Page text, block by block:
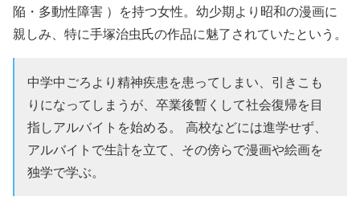
陥・多動性障害 ）を持つ女性。幼少期より昭和の漫画に
親しみ、特に手塚治虫氏の作品に魅了されていたという。
中学中ごろより精神疾患を患ってしまい、引きこも
りになってしまうが、卒業後暫くして社会復帰を目
指しアルバイトを始める。 高校などには進学せず、
アルバイトで生計を立て、その傍らで漫画や絵画を
独学で学ぶ。